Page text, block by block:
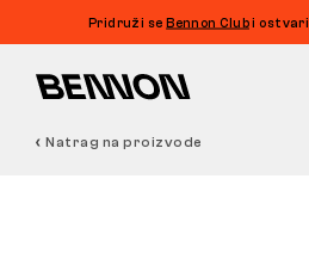
Pridruži seBennon Clubi ostvari
Natrag na proizvode